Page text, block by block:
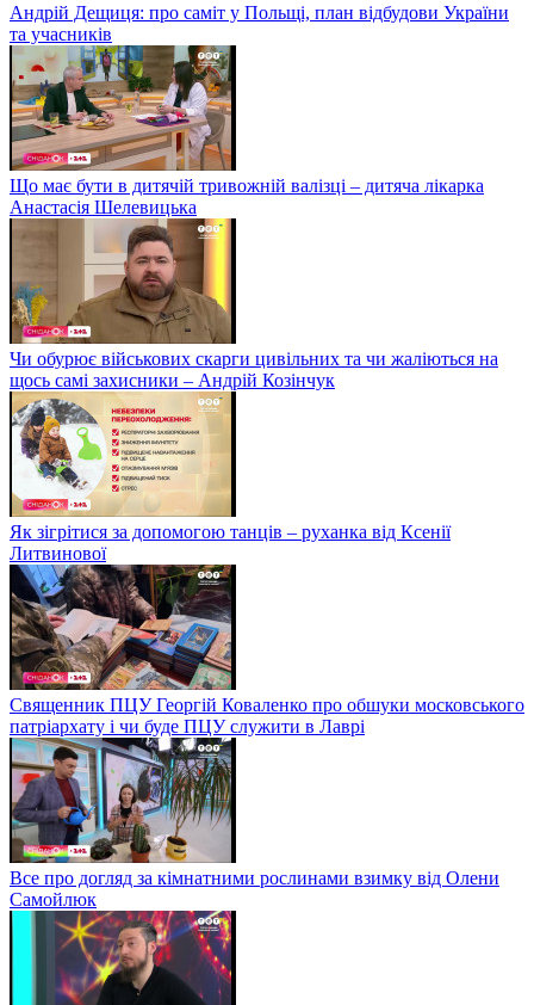
Андрій Дещиця: про саміт у Польщі, план відбудови України
та учасників
Що має бути в дитячій тривожній валізці – дитяча лікарка
Анастасія Шелевицька
Чи обурює військових скарги цивільних та чи жаліються на
щось самі захисники – Андрій Козінчук
Як зігрітися за допомогою танців – руханка від Ксенії
Литвинової
Священник ПЦУ Георгій Коваленко про обшуки московського
патріархату і чи буде ПЦУ служити в Лаврі
Все про догляд за кімнатними рослинами взимку від Олени
Самойлюк